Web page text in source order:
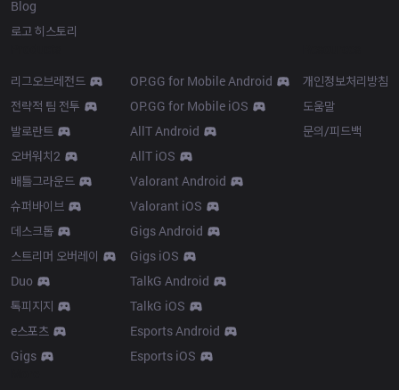
Blog
로고 히스토리
리그오브레전드
전략적 팀 전투
발로란트
오버워치2
배틀그라운드
슈퍼바이브
데스크톱
스트리머 오버레이
Duo
톡피지지
e스포츠
Gigs
OP.GG for Mobile Android
OP.GG for Mobile iOS
AllT Android
AllT iOS
Valorant Android
Valorant iOS
Gigs Android
Gigs iOS
TalkG Android
TalkG iOS
Esports Android
Esports iOS
개인정보처리방침
도움말
문의/피드백